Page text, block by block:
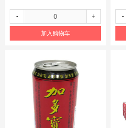
- +
加入购物车
-